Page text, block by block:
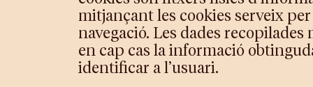
mitjançant les cookies serveix
navegació. Les dades
en cap cas la informació
identificar a l’usuari.